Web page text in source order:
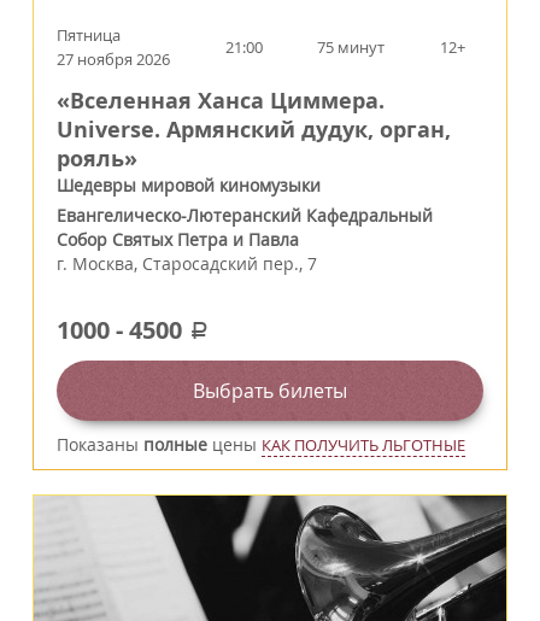
Пятница
27 ноября 2026
21:00 75 минут 12+
«Вселенная Ханса Циммера.
Universe. Армянский дудук, орган,
рояль»
Шедевры мировой киномузыки
Евангелическо-Лютеранский Кафедральный
Собор Святых Петра и Павла
г. Москва, Старосадский пер., 7
1000-4500 a
Выбрать билеты
Показаны полные цены КАК ПОЛУЧИТЬ ЛЬГОТНЫЕ